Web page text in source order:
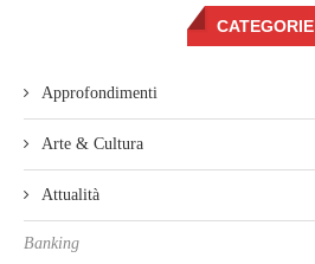
CATEGORIE
Approfondimenti
Arte & Cultura
Attualità
Banking